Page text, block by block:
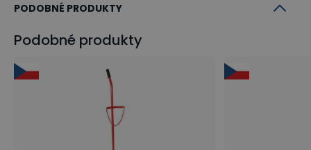
PODOBNÉ PRODUKTY
Podobné produkty